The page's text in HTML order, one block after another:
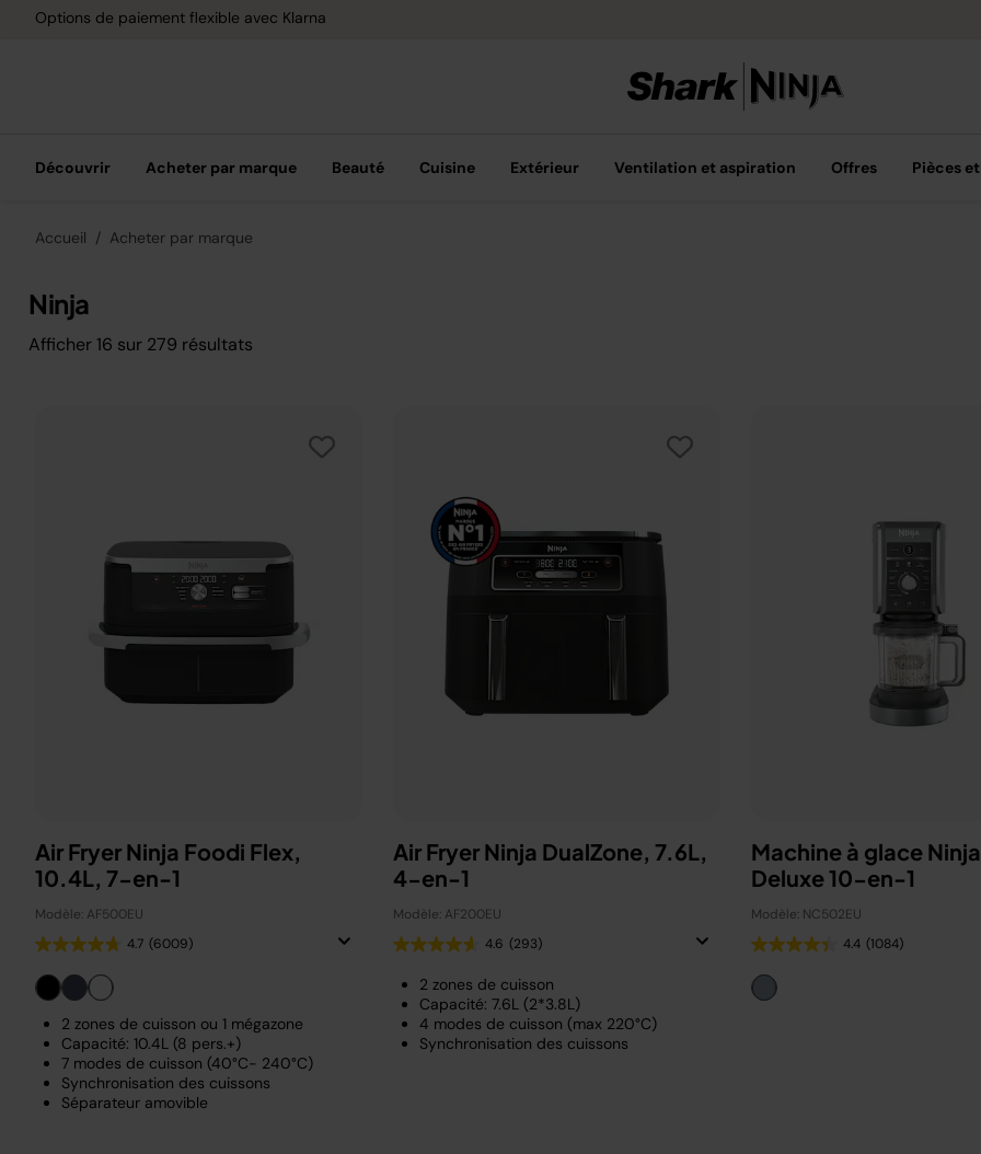
Options de paiement flexible avec Klarna Livraison
Découvrir Acheter par marque Beauté Cuisine Extérieur Ventilation et aspiration Offres Pièces
Accueil Acheter par marque
Ninja
Afficher 16 sur 279 résultats
Air Fryer Ninja Foodi Flex,
10.4L, 7-en-1
Modèle: AF500EU
4.7 (6009)
2 zones de cuisson ou 1 mégazone
Capacité: 10.4L (8 pers.+)
7 modes de cuisson (40°C- 240°C)
Synchronisation des cuissons
Séparateur amovible
Air Fryer Ninja DualZone, 7.6L,
4-en-1
Modèle: AF200EU
4.6 (293)
2 zones de cuisson
Capacité: 7.6L (2*3.8L)
4 modes de cuisson (max 220°C)
Synchronisation des cuissons
Machine à glace
Deluxe 10-en-1
Modèle: NC502EU
4.4 (1084)